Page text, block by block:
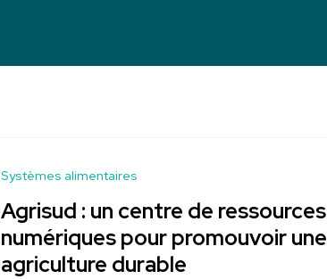
Systèmes alimentaires
Agrisud : un centre de ressources
numériques pour promouvoir une
agriculture durable